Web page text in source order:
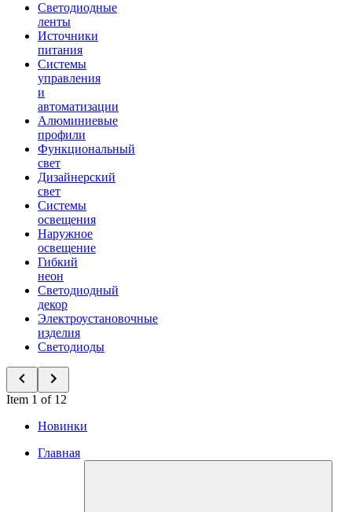
Светодиодные
ленты
Источники
питания
Системы
управления
и
автоматизации
Алюминиевые
профили
Функциональный
свет
Дизайнерский
свет
Системы
освещения
Наружное
освещение
Гибкий
неон
Светодиодный
декор
Электроустановочные
изделия
Светодиоды
Item 1 of 12
Новинки
Главная